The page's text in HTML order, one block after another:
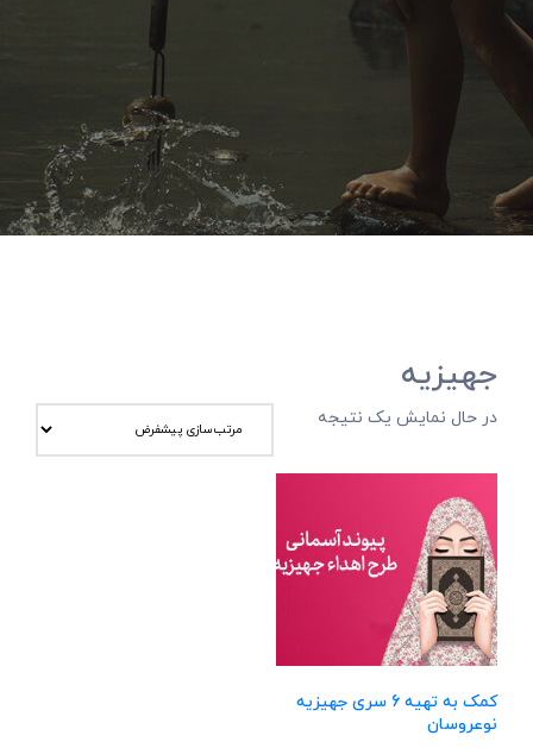
جهیزیه
در حال نمایش یک نتیجه
کمک به تهیه 6 سری جهیزیه
نوعروسان